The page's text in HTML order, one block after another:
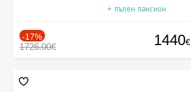
+ пълен пансион
-17%
1726.00€ 1440€